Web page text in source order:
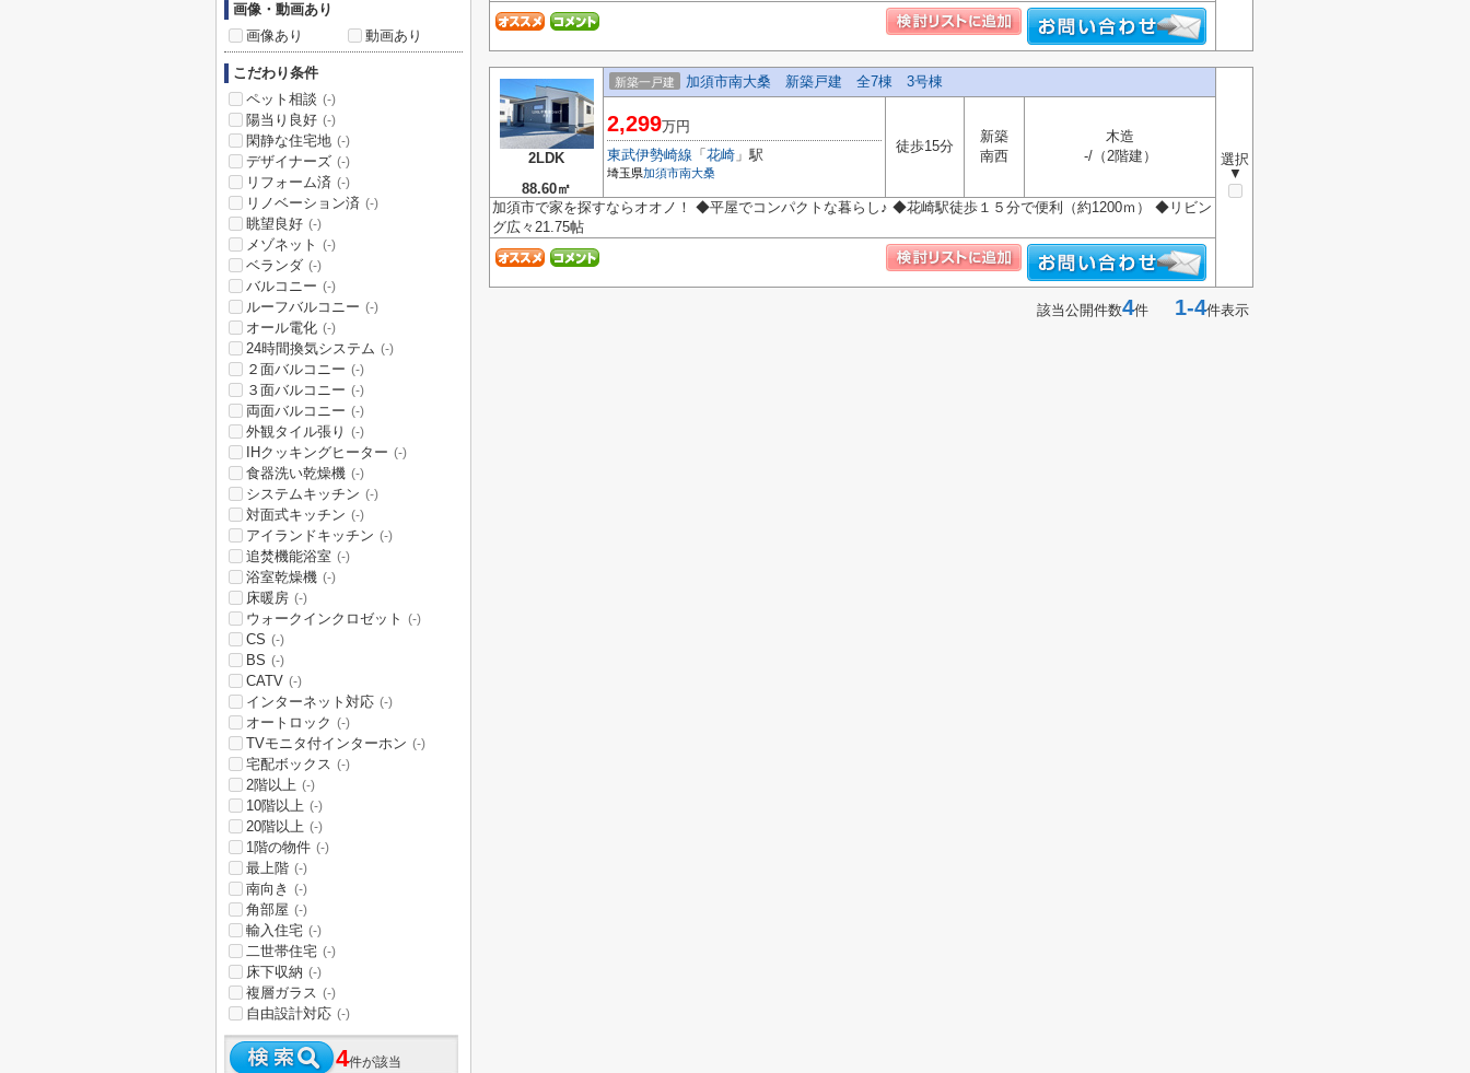
2LDK
88.60㎡
新築一戸建 加須市南大桑 新築戸建 全7棟 3号棟
選択
▼
2,299万円
東武伊勢崎線 「 花崎 」駅
埼玉県加須市南大桑
徒歩15分
新築
南西
木造
-/（2階建）
加須市で家を探すならオオノ！ ◆平屋でコンパクトな暮らし♪ ◆花崎駅徒歩１５分で便利（約1200ｍ） ◆リビン
グ広々21.75帖
該当公開件数4件 1-4件表示
画像・動画あり
画像あり
動画あり
こだわり条件
ペット相談 (-)
陽当り良好 (-)
閑静な住宅地 (-)
デザイナーズ (-)
リフォーム済 (-)
リノベーション済 (-)
眺望良好 (-)
メゾネット (-)
ベランダ (-)
バルコニー (-)
ルーフバルコニー (-)
オール電化 (-)
24時間換気システム (-)
２面バルコニー (-)
３面バルコニー (-)
両面バルコニー (-)
外観タイル張り (-)
IHクッキングヒーター (-)
食器洗い乾燥機 (-)
システムキッチン (-)
対面式キッチン (-)
アイランドキッチン (-)
追焚機能浴室 (-)
浴室乾燥機 (-)
床暖房 (-)
ウォークインクロゼット (-)
CS (-)
BS (-)
CATV (-)
インターネット対応 (-)
オートロック (-)
TVモニタ付インターホン (-)
宅配ボックス (-)
2階以上 (-)
10階以上 (-)
20階以上 (-)
1階の物件 (-)
最上階 (-)
南向き (-)
角部屋 (-)
輸入住宅 (-)
二世帯住宅 (-)
床下収納 (-)
複層ガラス (-)
自由設計対応 (-)
4件が該当